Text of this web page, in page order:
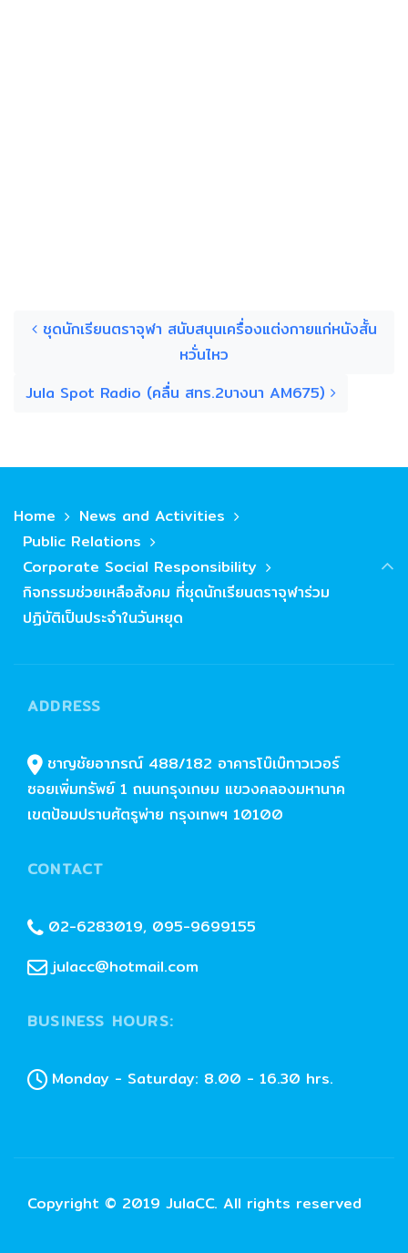
ชุดนักเรียนตราจุฬา สนับสนุนเครื่องแต่งกายแก่หนังสั้น
หวั่นไหว
Jula Spot Radio (คลื่น สทร.2บางนา AM675)
Home
News and Activities
Public Relations
Corporate Social Responsibility
กิจกรรมช่วยเหลือสังคม ที่ชุดนักเรียนตราจุฬาร่วม
ปฏิบัติเป็นประจำในวันหยุด
ADDRESS
ชาญชัยอาภรณ์ 488/182 อาคารโบ๊เบ๊ทาวเวอร์
ซอยเพิ่มทรัพย์ 1 ถนนกรุงเกษม แขวงคลองมหานาค
เขตป้อมปราบศัตรูพ่าย กรุงเทพฯ 10100
CONTACT
02-6283019, 095-9699155
julacc@hotmail.com
BUSINESS HOURS:
Monday - Saturday: 8.00 - 16.30 hrs.
Copyright © 2019 JulaCC. All rights reserved